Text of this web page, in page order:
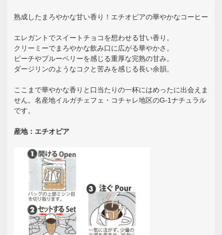
熟成したまろやかな甘い香り！エチオピアの華やかなコーヒー
エレガントでスイートチョコを想わせる甘い香り。
クリーミーでまろやかな飲み口に広がる華やかさ。
ピーチやブルーベリーを感じる重厚な完熟の甘み。
ダージリンのようなコクと苦みを感じる長い余韻。
ここまで華やかな香りと口当たりの一杯にはめったに出会えま
せん。名産地イルガチェフェ・コチャレ地区のG-1ナチュラル
です。
産地：エチオピア